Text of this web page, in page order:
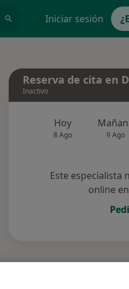
Iniciar sesión
Reserva de cita en
Inactivo
Hoy
8 Ago 9 Ago
Este especialista
online